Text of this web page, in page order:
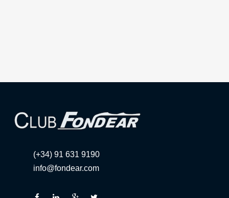
(+34) 91 631 9190
info@fondear.com